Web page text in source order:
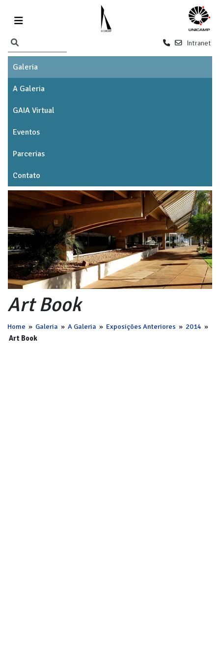
Intranet
Galeria
A Galeria
GAIA Virtual
Eventos
Parcerias
Contato
Art Book
Home » Galeria » A Galeria » Exposições Anteriores » 2014 »
Art Book